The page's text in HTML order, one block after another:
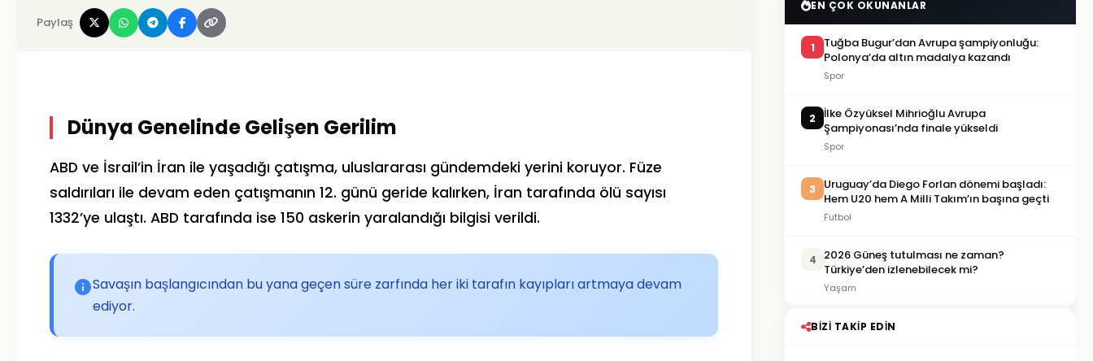
Paylaş
Dünya Genelinde Gelişen Gerilim
ABD ve İsrail’in İran ile yaşadığı çatışma, uluslararası gündemdeki yerini koruyor. Füze
saldırıları ile devam eden çatışmanın 12. günü geride kalırken, İran tarafında ölü sayısı
1332’ye ulaştı. ABD tarafında ise 150 askerin yaralandığı bilgisi verildi.
Savaşın başlangıcından bu yana geçen süre zarfında her iki tarafın kayıpları artmaya devam
ediyor.
EN ÇOK OKUNANLAR
1
Tuğba Bugur’dan Avrupa şampiyonluğu:
Polonya’da altın madalya kazandı
Spor
2
İlke Özyüksel Mihrioğlu Avrupa
Şampiyonası’nda finale yükseldi
Spor
3
Uruguay’da Diego Forlan dönemi başladı:
Hem U20 hem A Milli Takım’ın başına geçti
Futbol
4
2026 Güneş tutulması ne zaman?
Türkiye’den izlenebilecek mi?
Yaşam
BIZI TAKIP EDIN